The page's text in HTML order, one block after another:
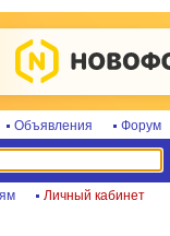
Объявления Форум
Личный кабинет